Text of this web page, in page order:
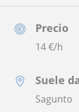
Precio
14€/h
Suele
Sagunto